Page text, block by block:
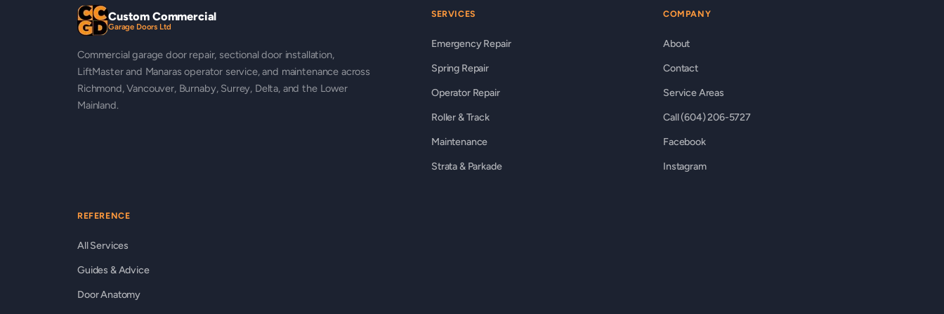
Custom Commercial
Garage Doors Ltd
Commercial garage door repair, sectional door installation,
LiftMaster and Manaras operator service, and maintenance across
Richmond, Vancouver, Burnaby, Surrey, Delta, and the Lower
Mainland.
SERVICES
Emergency Repair
Spring Repair
Operator Repair
Roller & Track
Maintenance
Strata & Parkade
COMPANY
About
Contact
Service Areas
Call (604) 206-5727
Facebook
Instagram
REFERENCE
All Services
Guides & Advice
Door Anatomy